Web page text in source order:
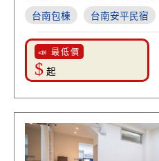
首選
台南包棟 台南安平民宿
📣 最低價
$ 起